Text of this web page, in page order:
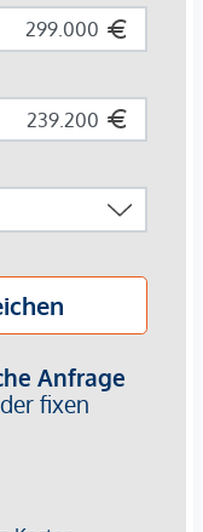
dem Haus liegt
entfernt
entfernt
um Fotos, die zum
über eine
ein Schlafzimmer,
rundet dieses